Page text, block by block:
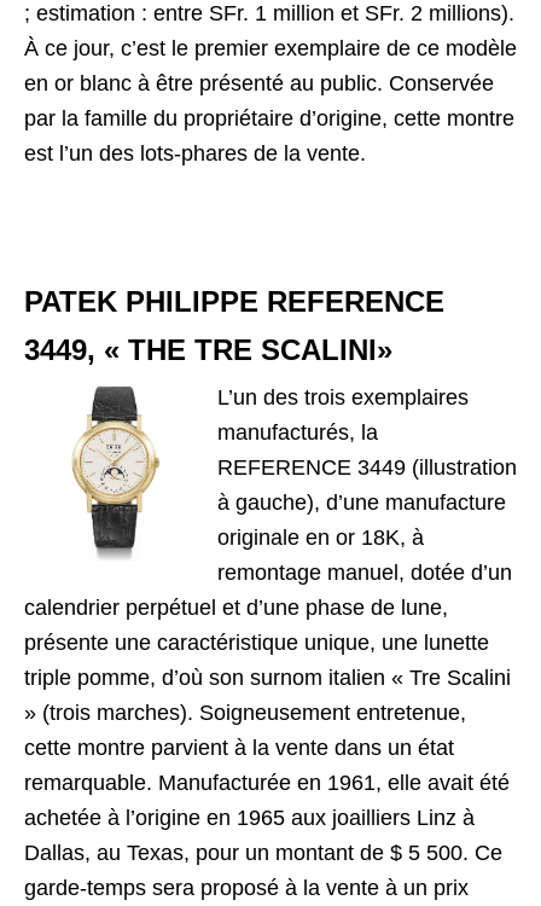
; estimation : entre SFr. 1 million et SFr. 2 millions).
À ce jour, c’est le premier exemplaire de ce modèle
en or blanc à être présenté au public. Conservée
par la famille du propriétaire d’origine, cette montre
est l’un des lots-phares de la vente.
PATEK PHILIPPE REFERENCE
3449, « THE TRE SCALINI»
L’un des trois exemplaires
manufacturés, la
REFERENCE 3449 (illustration
à gauche), d’une manufacture
originale en or 18K, à
remontage manuel, dotée d’un
calendrier perpétuel et d’une phase de lune,
présente une caractéristique unique, une lunette
triple pomme, d’où son surnom italien « Tre Scalini
» (trois marches). Soigneusement entretenue,
cette montre parvient à la vente dans un état
remarquable. Manufacturée en 1961, elle avait été
achetée à l’origine en 1965 aux joailliers Linz à
Dallas, au Texas, pour un montant de $ 5 500. Ce
garde-temps sera proposé à la vente à un prix